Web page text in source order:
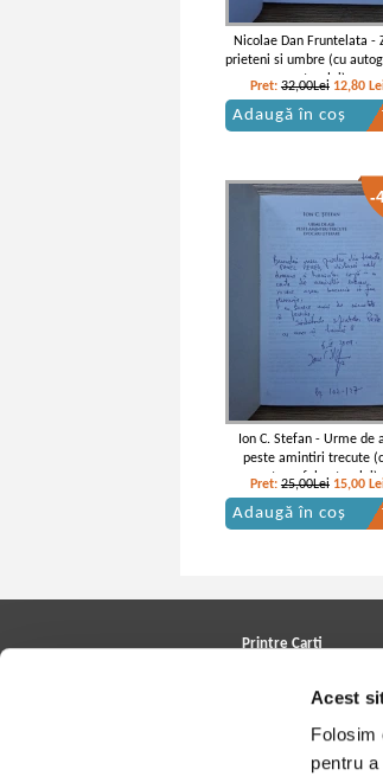
Acest
Folosim
pentru
Nicolae Dan Fruntelata -
prieteni si umbre (cu
autorului)
Pret: 32,00Lei 12,80
Adaugă în coș
-
Ion C. Stefan - Urme de
peste amintiri trecute
autograful autorului)
Pret: 25,00Lei 15,00
Adaugă în coș
Printre Carti